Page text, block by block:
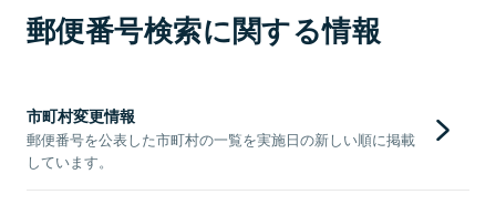
郵便番号検索に関する情報
市町村変更情報
郵便番号を公表した市町村の一覧を実施日の新しい順に掲載
しています。